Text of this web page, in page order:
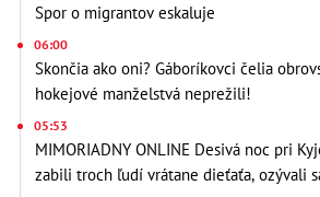
Spor o migrantov eskaluje
06:00
Skončia ako oni? Gáboríkovci čelia
hokejové manželstvá neprežili!
05:53
MIMORIADNY ONLINE Desivá noc pri
zabili troch ľudí vrátane dieťaťa, ozývali